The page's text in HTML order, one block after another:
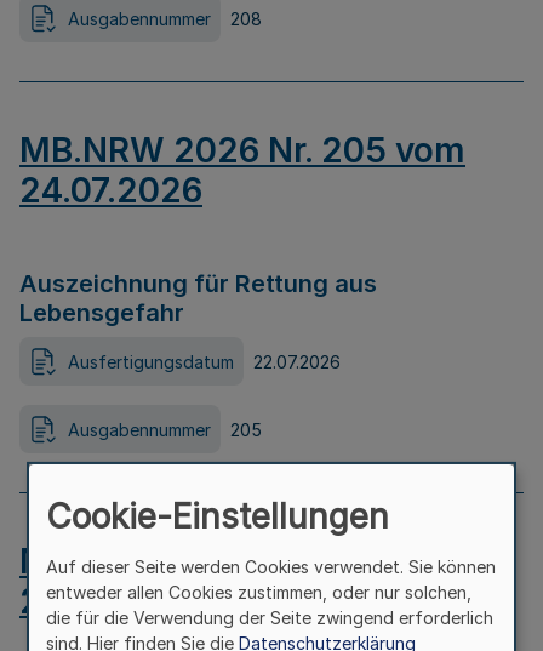
Ausgabennummer 208
MB.NRW 2026 Nr. 205 vom
24.07.2026
Auszeichnung für Rettung aus
Lebensgefahr
Ausfertigungsdatum 22.07.2026
Ausgabennummer 205
MB.NRW 2026 Nr. 204 vom
24.07.2026
Cookie-Einstellungen
Auf dieser Seite werden Cookies verwendet. Sie können
entweder allen Cookies zustimmen, oder nur solchen,
die für die Verwendung der Seite zwingend erforderlich
sind. Hier finden Sie die Datenschutzerklärung